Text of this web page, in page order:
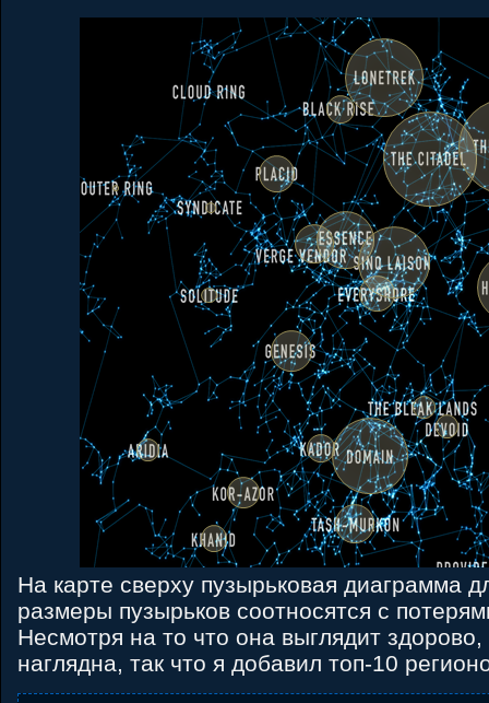
На карте сверху пузырьковая диаграмма
размеры пузырьков соотносятся с
Несмотря на то что она выглядит
наглядна, так что я добавил топ-10